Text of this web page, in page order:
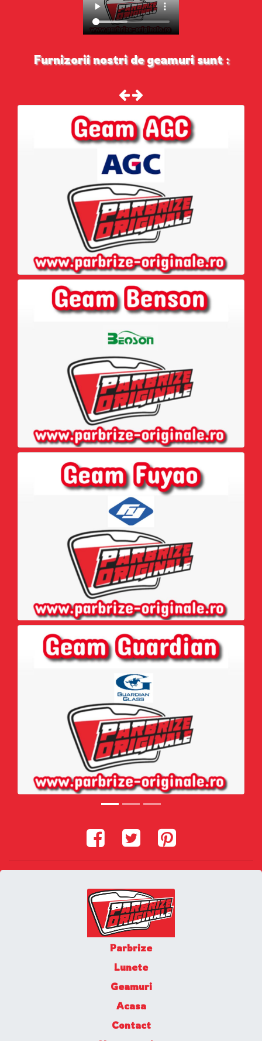
Furnizorii nostri de geamuri sunt :
Parbrize
Lunete
Geamuri
Acasa
Contact